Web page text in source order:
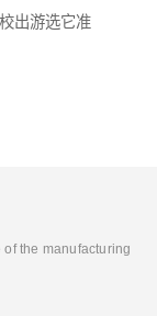
出游选它准
the manufacturing